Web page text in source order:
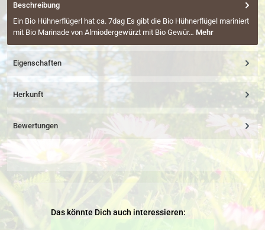
Beschreibung
Ein Bio Hühnerflügerl hat ca. 7dag Es gibt die Bio Hühnerflügel mariniert
mit Bio Marinade von Almiodergewürzt mit Bio Gewür… Mehr
Eigenschaften
Herkunft
Bewertungen
Produktgalerie überspringen
Das könnte Dich auch interessieren: